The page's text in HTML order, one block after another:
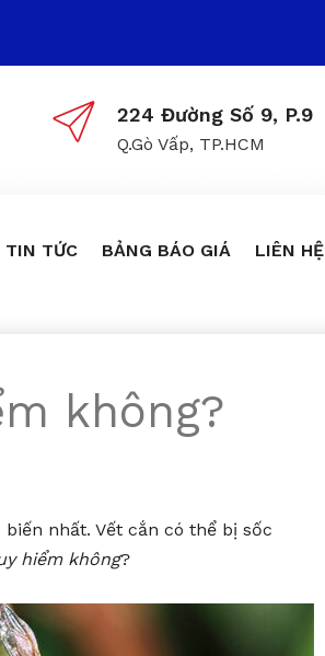
224 Đường Số 9, P.9
Q.Gò Vấp, TP.HCM
TIN TỨC BẢNG BÁO GIÁ LIÊN HỆ
không?
nhất. Vết cắn có thể bị sốc
hiểm không?